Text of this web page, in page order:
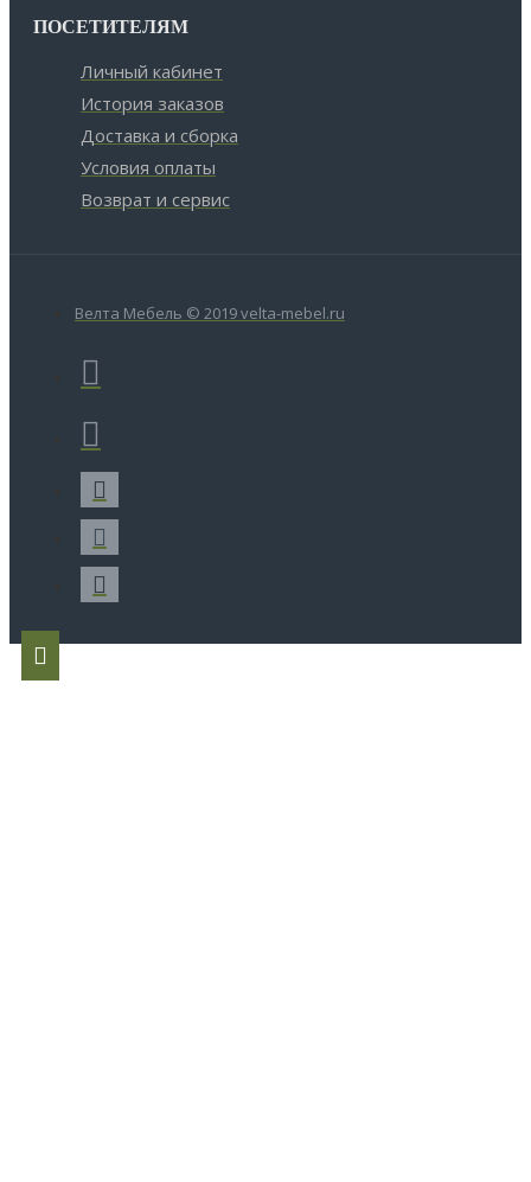
ПОСЕТИТЕЛЯМ
Личный кабинет
История заказов
Доставка и сборка
Условия оплаты
Возврат и сервис
Велта Мебель © 2019 velta-mebel.ru